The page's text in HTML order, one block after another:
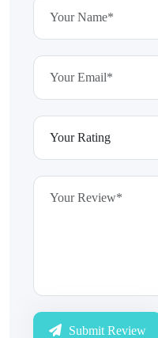
Submit Review